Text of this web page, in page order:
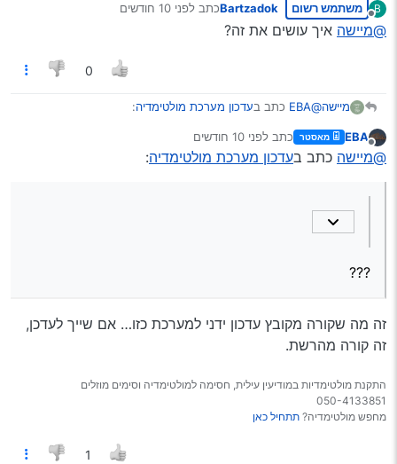
שבוע טוב אני מנסה לעשות עדכון למערכת ולא מצליח
שנתיים שלא מצליח יש לעדכן את זה לגרסה הכי חדשה?
B
מנותק
משתמש רשום Bartzadokכתב לפני 10 חודשים
נערך לאחרונה על ידי
@מיישה איך עושים את זה?
0
מיישה@EBA כתב בעדכון מערכת מולטימדיה:
@מיישהכתב בעדכון מערכת מולטימדיה
EBA מאסטר כתב לפני 10 חודשים
נערך לאחרונה על ידי
@מיישה כתב בעדכון מערכת מולטימדיה:
???
זה מה שקורה מקובץ עדכון ידני למערכת כזו… אם שייך לעדכן,
זה קורה מהרשת.
התקנת מולטימדיות במודיעין עילית, חסימה למולטימדיה וסימים מוזלים
050-4133851
מחפש מולטימדיה? תתחיל כאן
1